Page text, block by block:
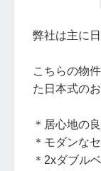
弊社は主に
こちらの物
た日本式の
＊居心地の
＊モダンな
＊2xダブル